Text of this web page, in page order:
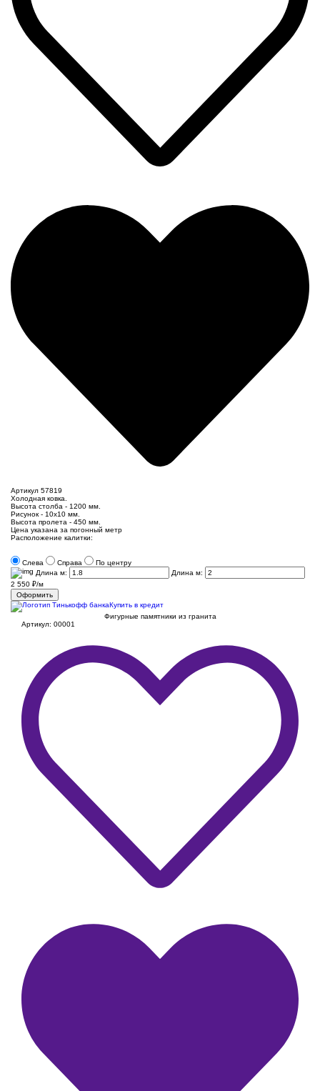
Артикул 57819
Холодная ковка.
Высота столба - 1200 мм.
Рисунок - 10х10 мм.
Высота пролета - 450 мм.
Цена указана за погонный метр
Расположение калитки:
Слева Справа
По центру
Длина м:
Длина м:
2 550 ₽/м
Оформить
Купить в кредит
Фигурные памятники из гранита
Артикул: 00001